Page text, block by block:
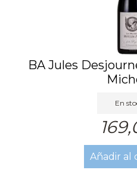
BA Jules
En
Añadir al